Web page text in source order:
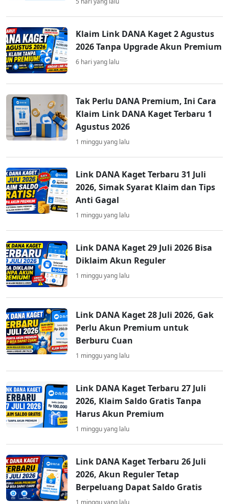
Klaim Link DANA Kaget 2 Agustus
2026 Tanpa Upgrade Akun Premium
6 hari yang lalu
Tak Perlu DANA Premium, Ini Cara
Klaim Link DANA Kaget Terbaru 1
Agustus 2026
1 minggu yang lalu
Link DANA Kaget Terbaru 31 Juli
2026, Simak Syarat Klaim dan Tips
Anti Gagal
1 minggu yang lalu
Link DANA Kaget 29 Juli 2026 Bisa
Diklaim Akun Reguler
1 minggu yang lalu
Link DANA Kaget 28 Juli 2026, Gak
Perlu Akun Premium untuk
Berburu Cuan
1 minggu yang lalu
Link DANA Kaget Terbaru 27 Juli
2026, Klaim Saldo Gratis Tanpa
Harus Akun Premium
1 minggu yang lalu
Link DANA Kaget Terbaru 26 Juli
2026, Akun Reguler Tetap
Berpeluang Dapat Saldo Gratis